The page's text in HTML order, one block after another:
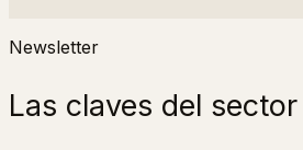
Newsletter
Las claves del